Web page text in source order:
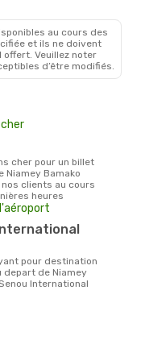
au cours des
et ils ne doivent
offert. Veuillez noter
d’être modifiés.
Niamey Bamako
clients au cours
heures
depart de Niamey
International